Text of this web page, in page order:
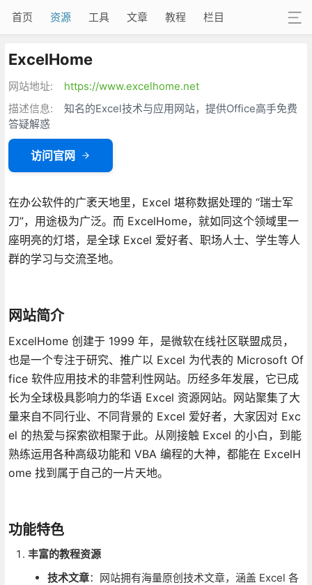
首页 资源 工具 文章 教程 栏目
ExcelHome
网站地址:
https://www.excelhome.net
描述信息:
知名的Excel技术与应用网站，提供Office高手免费
答疑解惑
访问官网
在办公软件的广袤天地里，Excel 堪称数据处理的 “瑞士军
刀”，用途极为广泛。而 ExcelHome，就如同这个领域里一
座明亮的灯塔，是全球 Excel 爱好者、职场人士、学生等人
群的学习与交流圣地。
网站简介
ExcelHome 创建于 1999 年，是微软在线社区联盟成员，
也是一个专注于研究、推广以 Excel 为代表的 Microsoft Of
fice 软件应用技术的非营利性网站。历经多年发展，它已成
长为全球极具影响力的华语 Excel 资源网站。网站聚集了大
量来自不同行业、不同背景的 Excel 爱好者，大家因对 Exc
el 的热爱与探索欲相聚于此。从刚接触 Excel 的小白，到能
熟练运用各种高级功能和 VBA 编程的大神，都能在 ExcelH
ome 找到属于自己的一片天地。
功能特色
丰富的教程资源
技术文章：网站拥有海量原创技术文章，涵盖 Excel 各